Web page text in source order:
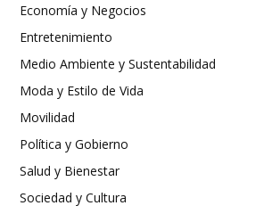
Economía y Negocios
Entretenimiento
Medio Ambiente y Sustentabilidad
Moda y Estilo de Vida
Movilidad
Política y Gobierno
Salud y Bienestar
Sociedad y Cultura